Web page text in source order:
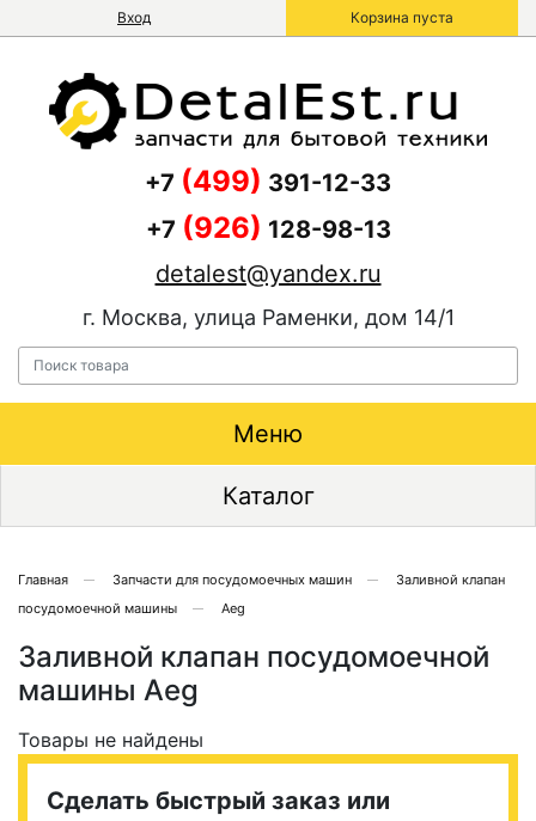
Вход Корзина пуста
+7 (499) 391-12-33
+7 (926) 128-98-13
detalest@yandex.ru
г. Москва, улица Раменки, дом 14/1
Меню
Каталог
Главная Запчасти для посудомоечных машин
Заливной клапан
посудомоечной машины
Aeg
Заливной клапан посудомоечной
машины Aeg
Товары не найдены
Сделать быстрый заказ или